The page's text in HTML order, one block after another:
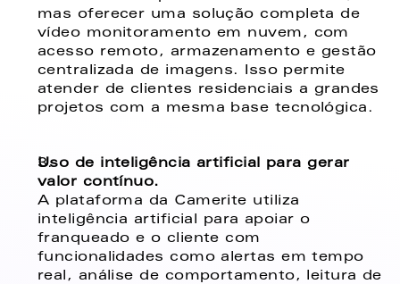
mas oferecer uma solução completa de
vídeo monitoramento em nuvem, com
acesso remoto, armazenamento e gestão
centralizada de imagens. Isso permite
atender de clientes residenciais a grandes
projetos com a mesma base tecnológica.
Uso de inteligência artificial para gerar
valor contínuo.
A plataforma da Camerite utiliza
inteligência artificial para apoiar o
franqueado e o cliente com
funcionalidades como alertas em tempo
real, análise de comportamento, leitura de